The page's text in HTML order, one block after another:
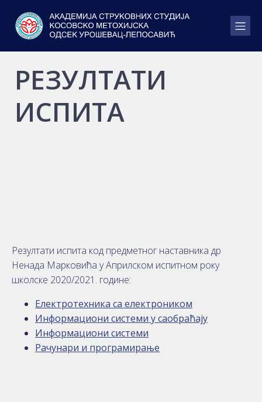
РЕЗУЛТАТИ
ИСПИТА
Резултати испита код предметног наставника др
Ненада Марковића у Априлском испитном року
школске 2020/2021. године:
Електротехника са електроником
Информациони системи у саобраћају
Информациони системи
Рачунари и програмирање